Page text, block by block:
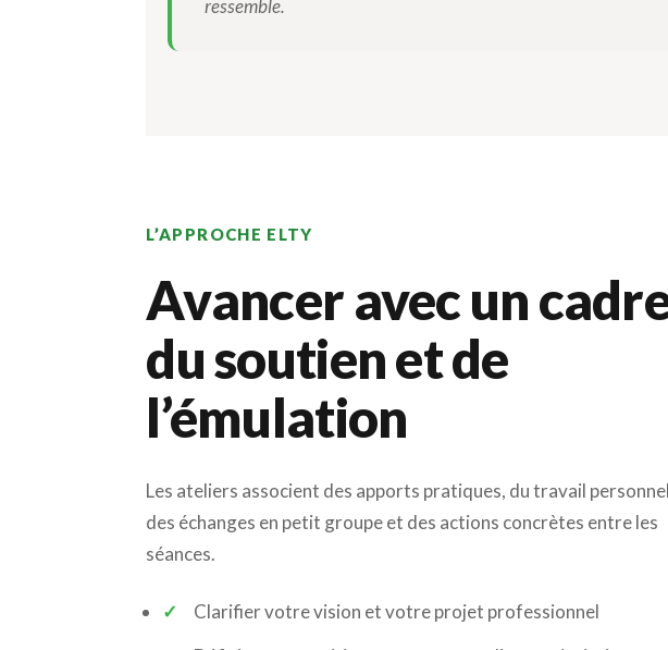
ressemble.
L’APPROCHE ELTY
Avancer avec un
du soutien et de
l’émulation
Les ateliers associent des apports pratiques, du travail
des échanges en petit groupe et des actions concrètes entre les
séances.
Clarifier votre vision et votre projet professionnel